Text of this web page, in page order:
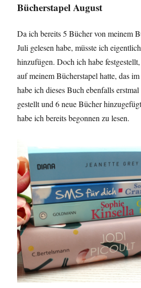
Bücherstapel August
Da ich bereits 5 Bücher von meinem
Juli gelesen habe, müsste ich
hinzufügen. Doch ich habe
auf meinem Bücherstapel hatte, das
habe ich dieses Buch ebenfalls
gestellt und 6 neue Bücher
habe ich bereits begonnen zu lesen.